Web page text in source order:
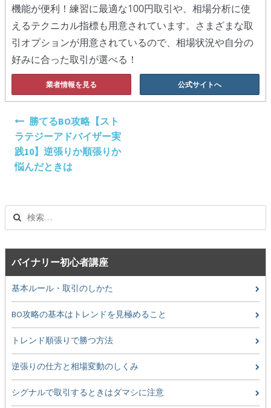
機能が便利！練習に最適な100円取引や、相場分析に使
えるテクニカル指標も用意されています。さまざまな取
引オプションが用意されているので、相場状況や自分の
好みに合った取引が選べる！
業者情報を見る 公式サイトへ
ナ
ビ
ゲ
シ
ョ
ン
勝てるBO攻略【スト
ラテジーアドバイザー実
践10】逆張りか順張りか
悩んだときは
バイナリー初心者講座
基本ルール・取引のしかた
BO攻略の基本はトレンドを見極めること
トレンド順張りで勝つ方法
逆張りの仕方と相場変動のしくみ
シグナルで取引するときはダマシに注意